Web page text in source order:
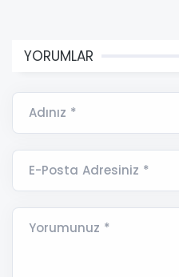
YORUMLAR
Adınız *
E-Posta Adresiniz *
Yorumunuz *